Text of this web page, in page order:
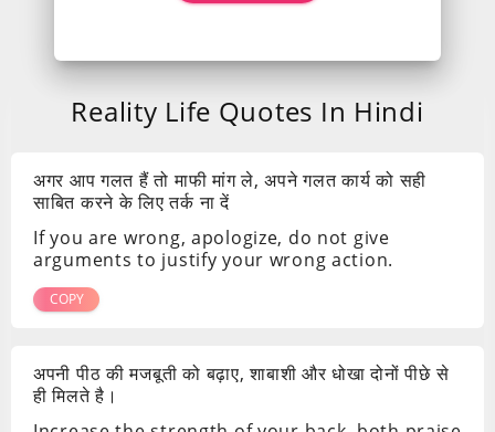
Reality Life Quotes In Hindi
अगर आप गलत हैं तो माफी मांग ले, अपने गलत कार्य को सही
साबित करने के लिए तर्क ना दें
If you are wrong, apologize, do not give
arguments to justify your wrong action.
COPY
अपनी पीठ की मजबूती को बढ़ाए, शाबाशी और धोखा दोनों पीछे से
ही मिलते है।